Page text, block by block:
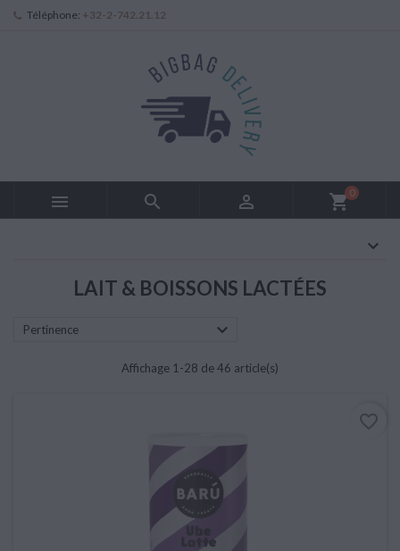
Téléphone: +32-2-742.21.12
   shopping_cart0
LAIT & BOISSONS LACTÉES
Pertinence 
Affichage 1-28 de 46 article(s)
favorite_border